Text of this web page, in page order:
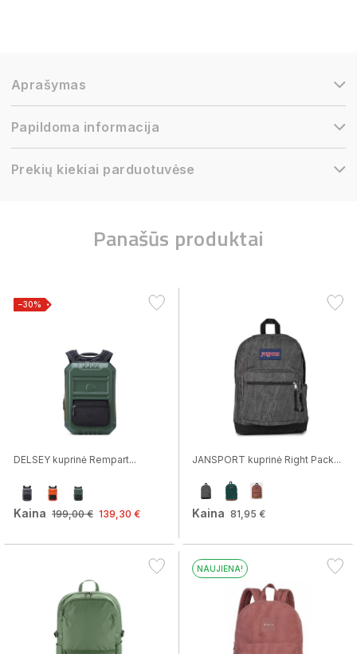
Aprašymas
Papildoma informacija
Prekių kiekiai parduotuvėse
Panašūs produktai
−30%
DELSEY kuprinė Rempart...
Kaina 199,00 € 139,30 €
JANSPORT kuprinė Right Pack...
Kaina 81,95 €
NAUJIENA!